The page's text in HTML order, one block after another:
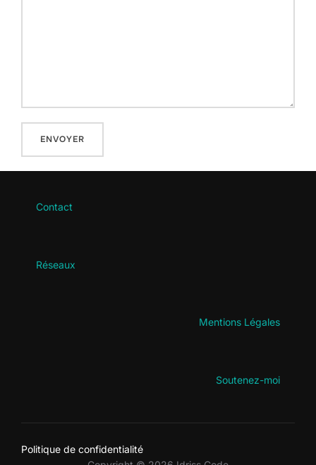
Contact
Réseaux
Mentions Légales
Soutenez-moi
Politique de confidentialité